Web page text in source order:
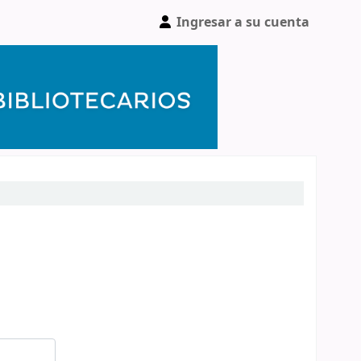
Ingresar a su cuenta